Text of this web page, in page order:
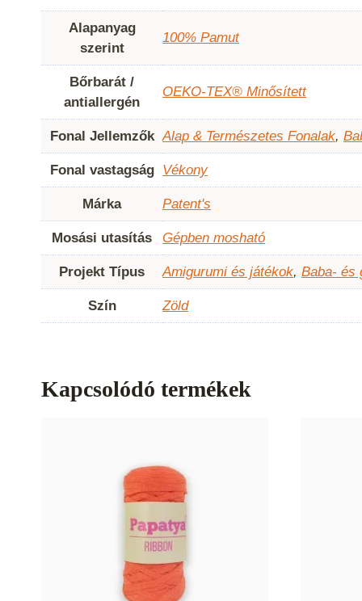
Alapanyag
szerint
100% Pamut
Bőrbarát /
antiallergén
OEKO-TEX® Minősített
Fonal Jellemzők Alap & Természetes Fonalak,
Fonal vastagság Vékony
Márka Patent's
Mosási utasítás Gépben mosható
Projekt Típus Amigurumi és játékok, Baba- és
Szín Zöld
Kapcsolódó termékek